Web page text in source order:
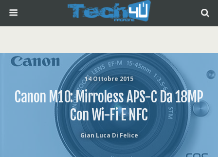
14 Ottobre 2015
Canon M10: Mirroless APS-C Da 18MP
Con Wi-Fi E NFC
Gian Luca Di Felice